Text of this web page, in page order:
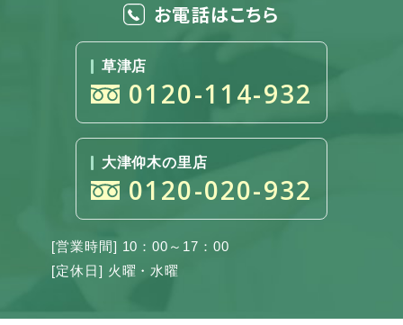
お電話はこちら
草津店
0120-114-932
大津仰木の里店
0120-020-932
[営業時間] 10：00～17：00
[定休日] 火曜・水曜